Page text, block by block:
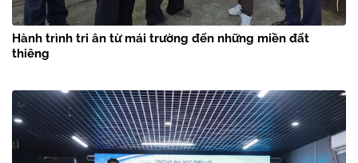
Hành trình tri ân từ mái trường đến những miền đất
thiêng